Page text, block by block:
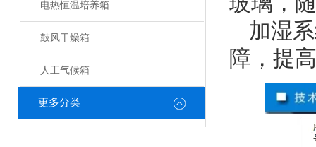
电热恒温培养箱
鼓风干燥箱
人工气候箱
更多分类
加湿
障，提